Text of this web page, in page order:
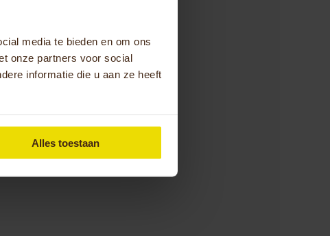
media te bieden en om ons
onze partners voor social
informatie die u aan ze heeft
Alles toestaan